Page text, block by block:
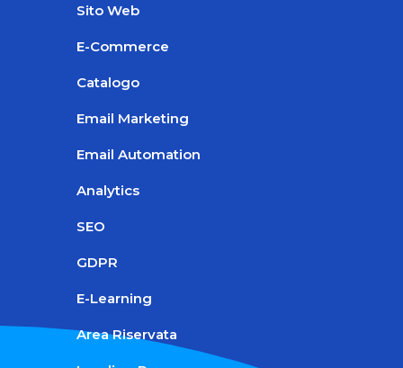
Sito Web
E-Commerce
Catalogo
Email Marketing
Email Automation
Analytics
SEO
GDPR
E-Learning
Area Riservata